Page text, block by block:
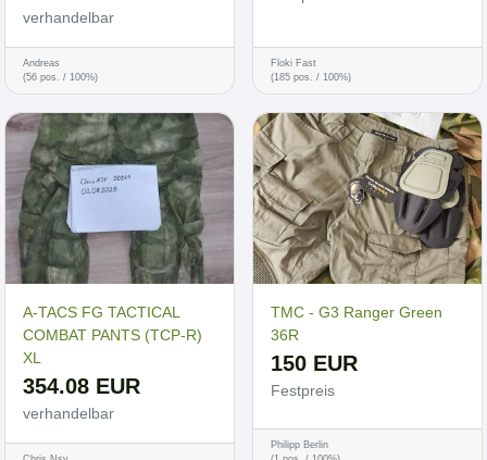
verhandelbar
Andreas
(56 pos. / 100%)
Floki Fast
(185 pos. / 100%)
A-TACS FG TACTICAL
COMBAT PANTS (TCP-R)
XL
354.08 EUR
verhandelbar
TMC - G3 Ranger Green
36R
150 EUR
Festpreis
Philipp Berlin